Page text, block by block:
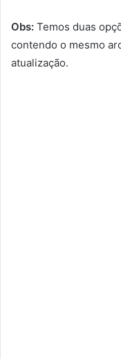
Obs: Temos duas
contendo o mesmo
atualização.